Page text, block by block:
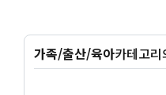
가족/출산/육아카테고